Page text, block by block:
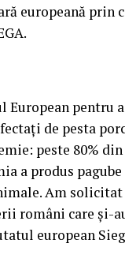
europeană
pentru a
de pesta
peste 80%
a produs pagube
Am solicitat
români care şi-
european